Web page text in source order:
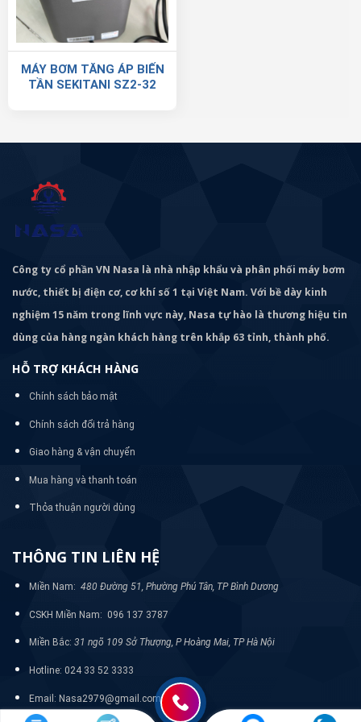
MÁY BƠM TĂNG ÁP BIẾN
TẦN SEKITANI SZ2-32
Công ty cổ phần VN Nasa là nhà nhập khẩu và phân phối máy bơm
nước, thiết bị điện cơ, cơ khí số 1 tại Việt Nam. Với bề dày kinh
nghiệm 15 năm trong lĩnh vực này, Nasa tự hào là thương hiệu tin
dùng của hàng ngàn khách hàng trên khắp 63 tỉnh, thành phố.
HỖ TRỢ KHÁCH HÀNG
Chính sách bảo mật
Chính sách đổi trả hàng
Giao hàng & vận chuyển
Mua hàng và thanh toán
Thỏa thuận người dùng
THÔNG TIN LIÊN HỆ
Miền Nam: 480 Đường 51, Phường Phú Tân, TP Bình Dương
CSKH Miền Nam: 096 137 3787
Miền Bắc: 31 ngõ 109 Sở Thượng, P Hoàng Mai, TP Hà Nội
Hotline: 024 33 52 3333
Email: Nasa2979@gmail.com